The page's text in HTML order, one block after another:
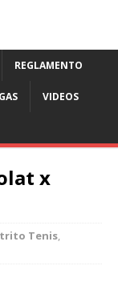
REGLAMENTO
VIDEOS
x
Tenis,